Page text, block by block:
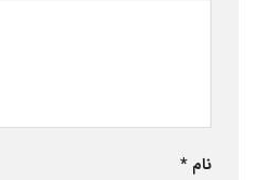
نام *